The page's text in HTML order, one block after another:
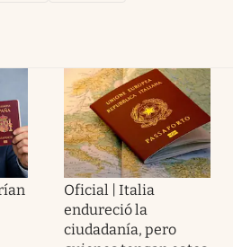
Oficial | Italia
endureció la
ciudadanía, pero